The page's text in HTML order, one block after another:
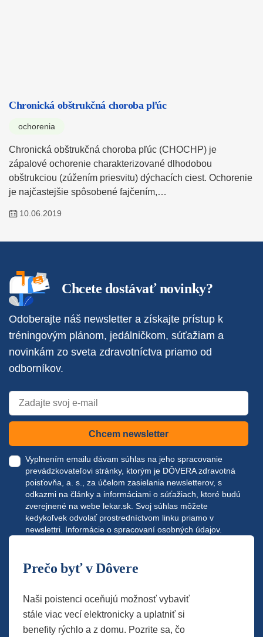
Chronická obštrukčná choroba pľúc
ochorenia
Chronická obštrukčná choroba pľúc (CHOCHP) je
zápalové ochorenie charakterizované dlhodobou
obštrukciou (zúžením priesvitu) dýchacích ciest. Ochorenie
je najčastejšie spôsobené fajčením,…
10.06.2019
Chcete dostávať novinky?
Odoberajte náš newsletter a získajte prístup k
tréningovým plánom, jedálničkom, súťažiam a
novinkám zo sveta zdravotníctva priamo od
odborníkov.
Chcem newsletter
Vyplnením emailu dávam súhlas na jeho spracovanie
prevádzkovateľovi stránky, ktorým je DÔVERA zdravotná
poisťovňa, a. s., za účelom zasielania newsletterov, s
odkazmi na články a informáciami o súťažiach, ktoré budú
zverejnené na webe lekar.sk. Svoj súhlas môžete
kedykoľvek odvolať prostredníctvom linku priamo v
newslettri. Informácie o spracovaní osobných údajov.
Prečo byť v Dôvere
Naši poistenci oceňujú možnosť vybaviť
stále viac vecí elektronicky a uplatniť si
benefity rýchlo a z domu. Pozrite sa, čo